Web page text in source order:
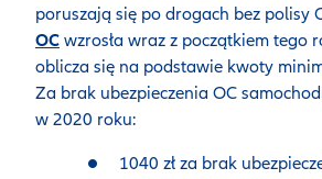
poruszają się po drogach bez polisy
OC wzrosła wraz z początkiem tego
oblicza się na podstawie kwoty
Za brak ubezpieczenia OC
w 2020 roku:
1040 zł za brak